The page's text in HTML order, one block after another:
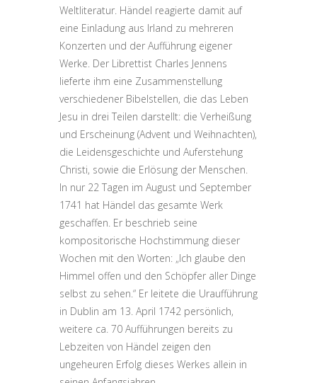
Weltliteratur. Händel reagierte damit auf
eine Einladung aus Irland zu mehreren
Konzerten und der Aufführung eigener
Werke. Der Librettist Charles Jennens
lieferte ihm eine Zusammenstellung
verschiedener Bibelstellen, die das Leben
Jesu in drei Teilen darstellt: die Verheißung
und Erscheinung (Advent und Weihnachten),
die Leidensgeschichte und Auferstehung
Christi, sowie die Erlösung der Menschen.
In nur 22 Tagen im August und September
1741 hat Händel das gesamte Werk
geschaffen. Er beschrieb seine
kompositorische Hochstimmung dieser
Wochen mit den Worten: „Ich glaube den
Himmel offen und den Schöpfer aller Dinge
selbst zu sehen.“ Er leitete die Uraufführung
in Dublin am 13. April 1742 persönlich,
weitere ca. 70 Aufführungen bereits zu
Lebzeiten von Händel zeigen den
ungeheuren Erfolg dieses Werkes allein in